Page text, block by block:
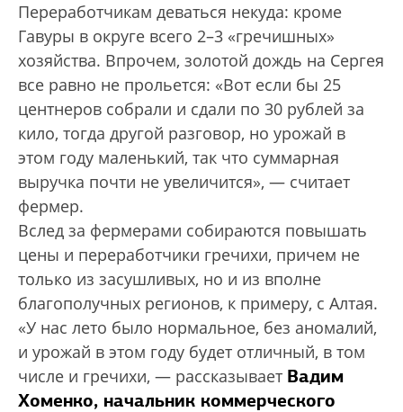
Переработчикам деваться некуда: кроме
Гавуры в округе всего 2–3 «гречишных»
хозяйства. Впрочем, золотой дождь на Сергея
все равно не прольется: «Вот если бы 25
центнеров собрали и сдали по 30 рублей за
кило, тогда другой разговор, но урожай в
этом году маленький, так что суммарная
выручка почти не увеличится», — считает
фермер.
Вслед за фермерами собираются повышать
цены и переработчики гречихи, причем не
только из засушливых, но и из вполне
благополучных регионов, к примеру, с Алтая.
«У нас лето было нормальное, без аномалий,
и урожай в этом году будет отличный, в том
числе и гречихи, — рассказывает Вадим
Хоменко, начальник коммер­ческого